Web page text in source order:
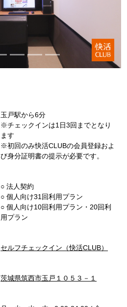
玉戸駅から6分
※チェックインは1日3回までとなり
ます
※初回のみ快活CLUBの会員登録およ
び身分証明書の提示が必要です。
○︎ 法人契約
○︎ 個人向け31回利用プラン
○︎ 個人向け10回利用プラン・20回利
用プラン
セルフチェックイン（快活CLUB）
茨城県筑西市玉戸１０５３－１